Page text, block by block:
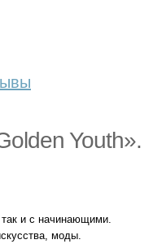
Youth».
и с начинающими.
моды.